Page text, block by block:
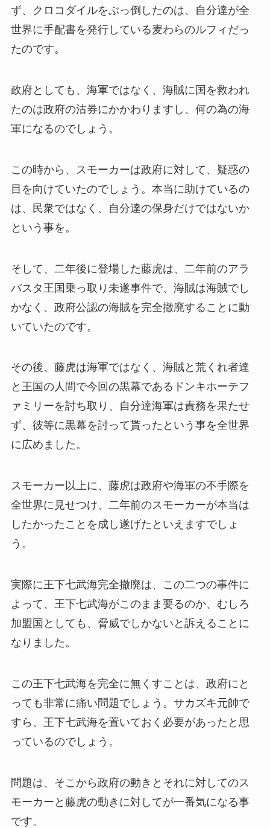
ず、クロコダイルをぶっ倒したのは、自分達が全
世界に手配書を発行している麦わらのルフィだっ
たのです。
政府としても、海軍ではなく、海賊に国を救われ
たのは政府の沽券にかかわりますし、何の為の海
軍になるのでしょう。
この時から、スモーカーは政府に対して、疑惑の
目を向けていたのでしょう。本当に助けているの
は、民衆ではなく、自分達の保身だけではないか
という事を。
そして、二年後に登場した藤虎は、二年前のアラ
バスタ王国乗っ取り未遂事件で、海賊は海賊でし
かなく、政府公認の海賊を完全撤廃することに動
いていたのです。
その後、藤虎は海軍ではなく、海賊と荒くれ者達
と王国の人間で今回の黒幕であるドンキホーテフ
ァミリーを討ち取り、自分達海軍は責務を果たせ
ず、彼等に黒幕を討って貰ったという事を全世界
に広めました。
スモーカー以上に、藤虎は政府や海軍の不手際を
全世界に見せつけ、二年前のスモーカーが本当は
したかったことを成し遂げたといえますでしょ
う。
実際に王下七武海完全撤廃は、この二つの事件に
よって、王下七武海がこのまま要るのか、むしろ
加盟国としても、脅威でしかないと訴えることに
なりました。
この王下七武海を完全に無くすことは、政府にと
っても非常に痛い問題でしょう。サカズキ元帥で
すら、王下七武海を置いておく必要があったと思
っているのでしょう。
問題は、そこから政府の動きとそれに対してのス
モーカーと藤虎の動きに対してが一番気になる事
です。